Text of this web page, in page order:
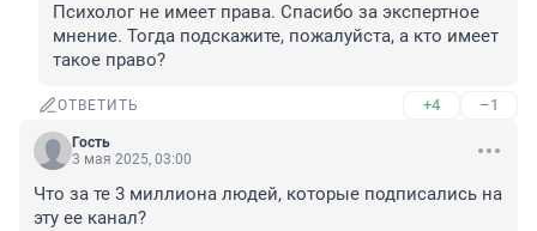
Психолог не имеет права. Спасибо за экспертное
мнение. Тогда подскажите, пожалуйста, а кто имеет
такое право?
ОТВЕТИТЬ +4 –1
Гость
3 мая 2025, 03:00
Что за те 3 миллиона людей, которые подписались на
эту ее канал?